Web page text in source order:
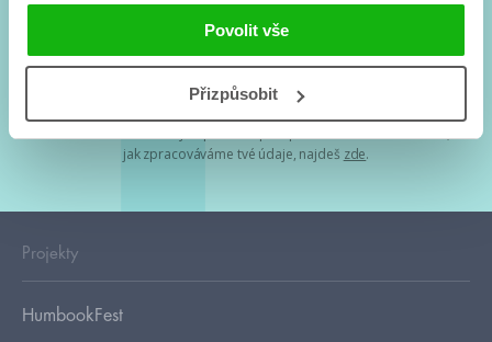
Povolit vše
Přizpůsobit
Tvá e-mailová adresa je u nás v bezpečí. Přečti si
jak zpracováváme tvé údaje, najdeš zde.
Projekty
HumbookFest